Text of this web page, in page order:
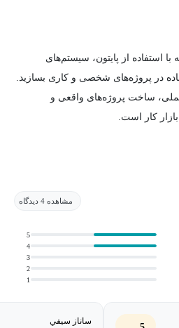
استفاده از پایتون، سیستم‌های
در پروژه‌های شخصی و کاری بسازید.
ساخت پروژه‌های واقعی و
کار است.
می‌گیرید:
مشاهده 4 دیدگاه
1
2
3
4
5
ساناز سيفي